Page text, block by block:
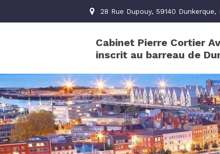
28 Rue Dupouy, 59140 Dunkerque,
Cabinet Pierre Cortier
inscrit au barreau de